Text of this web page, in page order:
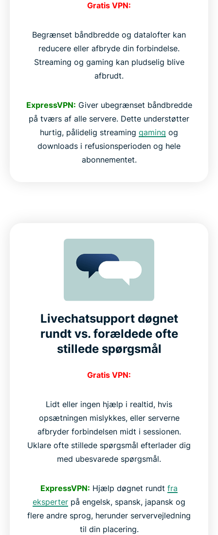
Gratis VPN:
Begrænset båndbredde og datalofter kan
reducere eller afbryde din forbindelse.
Streaming og gaming kan pludselig blive
afbrudt.
ExpressVPN: Giver ubegrænset båndbredde
på tværs af alle servere. Dette understøtter
hurtig, pålidelig streaming gaming og
downloads i refusionsperioden og hele
abonnementet.
Livechatsupport døgnet
rundt vs. forældede ofte
stillede spørgsmål
Gratis VPN:
Lidt eller ingen hjælp i realtid, hvis
opsætningen mislykkes, eller serverne
afbryder forbindelsen midt i sessionen.
Uklare ofte stillede spørgsmål efterlader dig
med ubesvarede spørgsmål.
ExpressVPN: Hjælp døgnet rundt fra
eksperter på engelsk, spansk, japansk og
flere andre sprog, herunder servervejledning
til din placering.